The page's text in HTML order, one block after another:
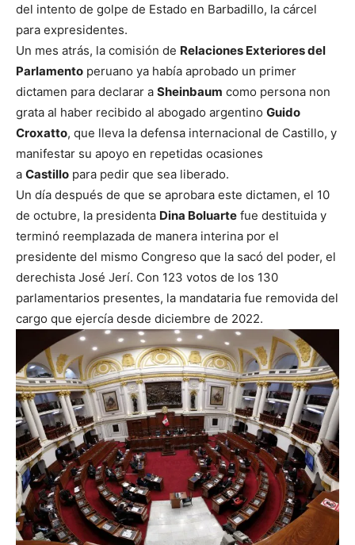
del intento de golpe de Estado en Barbadillo, la cárcel
para expresidentes.
Un mes atrás, la comisión de Relaciones Exteriores del
Parlamento peruano ya había aprobado un primer
dictamen para declarar a Sheinbaum como persona non
grata al haber recibido al abogado argentino Guido
Croxatto, que lleva la defensa internacional de Castillo, y
manifestar su apoyo en repetidas ocasiones
a Castillo para pedir que sea liberado.
Un día después de que se aprobara este dictamen, el 10
de octubre, la presidenta Dina Boluarte fue destituida y
terminó reemplazada de manera interina por el
presidente del mismo Congreso que la sacó del poder, el
derechista José Jerí. Con 123 votos de los 130
parlamentarios presentes, la mandataria fue removida del
cargo que ejercía desde diciembre de 2022.